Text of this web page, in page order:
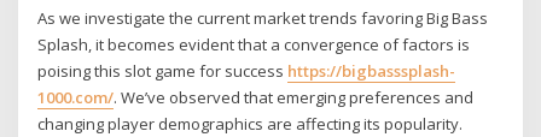
As we investigate the current market trends favoring Big Bass
Splash, it becomes evident that a convergence of factors is
poising this slot game for success https://bigbasssplash-
1000.com/. We’ve observed that emerging preferences and
changing player demographics are affecting its popularity.